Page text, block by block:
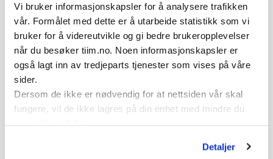
Vi bruker informasjonskapsler for å analysere trafikken
vår. Formålet med dette er å utarbeide statistikk som vi
bruker for å videreutvikle og gi bedre brukeropplevelser
når du besøker tiim.no. Noen informasjonskapsler er
også lagt inn av tredjeparts tjenester som vises på våre
sider.
Dersom de ikke er nødvendig for at nettsiden vår skal
fungere, vil de ikke lagres på din enhet med mindre du
Detaljer
Variasjoner
Øke farten i steget før kontrollert stopp
Øke kravet til balanse ved å introdusere ustabilt
underlag
Øke kompleksitet ved å redusere synet som kilde
til informasjon
Øke kompleksitet ved å introdusere verbal stimuli -